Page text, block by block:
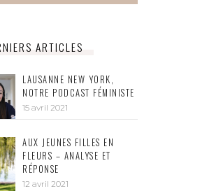
ARTICLES
LAUSANNE NEW YORK,
NOTRE PODCAST FÉMINISTE
15 avril 2021
AUX JEUNES FILLES EN
FLEURS – ANALYSE ET
RÉPONSE
12 avril 2021